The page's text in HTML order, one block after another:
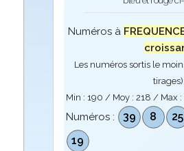
Numéros à
Les numéros sortis le
tirages).
Min : 190 / Moy : 218 / Max :
Numéros : 39 8 25
19